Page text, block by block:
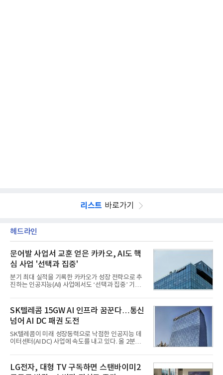
리스트 바로가기
헤드라인
문어발 사업서 교훈 얻은 카카오, AI도 핵
심 사업 '선택과 집중'
분기 최대 실적을 기록한 카카오가 성장 전략으로 추
진하는 인공지능(AI) 사업에서도 ‘선택과 집중’ 기조
라 투자에 나서는 것과 달리, 카카오는 ‘카카오톡’이
라는 플랫폼 경쟁력을 활용한 AI 에이전트 서비스에
집중하는 전략이다. 과거 무리한 사업 확장 과정에서
겪었던 시행착오를 되풀이하지 않고 핵심 역량에 집
중하겠다는 취지로 풀이된다.7일 업계에 따르면 카카
오는 올해 2분기 연결 기준 매출 2조985억원, 영업이
익 2770억원을 기록했다. 전년 동기 대비 매출과 영업
은 4884억
SK텔레콤 15GW AI 인프라 꿈꾼다…통신
넘어 AI DC 패권 도전
SK텔레콤이 미래 성장동력으로 낙점한 인공지능 데
이터센터(AI DC) 사업에 속도를 내고 있다. 올 2분기
는 2035년까지 총 15GW(기가와트) 규모의 AI DC를
구축하겠다는 대형 청사진을 제시하면서다. 이에 따
라 경쟁 구도 역시 이동통신사인 KT, LG유플러스를
LG전자, 대형 TV 구독하면 스탠바이미2